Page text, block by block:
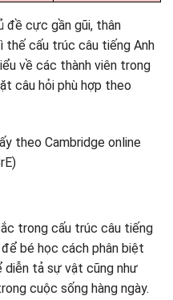
đề cực gần gũi, thân
thế cấu trúc câu tiếng Anh
về các thành viên trong
câu hỏi phù hợp theo
theo Cambridge online
trong cấu trúc câu tiếng
bé học cách phân biệt
diễn tả sự vật cũng như
cuộc sống hàng ngày.